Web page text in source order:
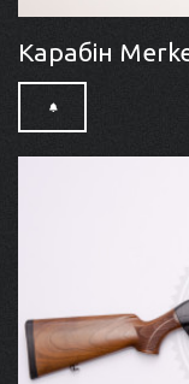
Карабін